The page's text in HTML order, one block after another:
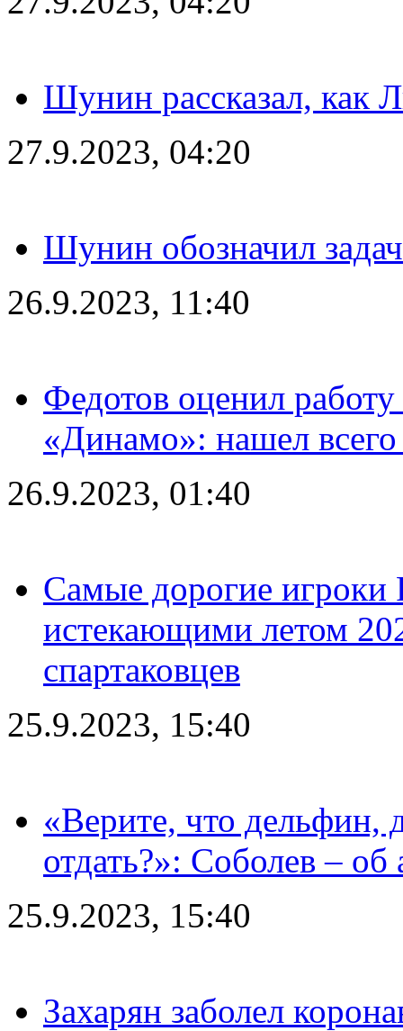
Шунин рассказал, как
27.9.2023, 04:20
Шунин обозначил
26.9.2023, 11:40
Федотов оценил
«Динамо»: нашел
26.9.2023, 01:40
Самые дорогие игроки
истекающими летом
спартаковцев
25.9.2023, 15:40
«Верите, что дельфин,
отдать?»: Соболев – об
25.9.2023, 15:40
Захарян заболел